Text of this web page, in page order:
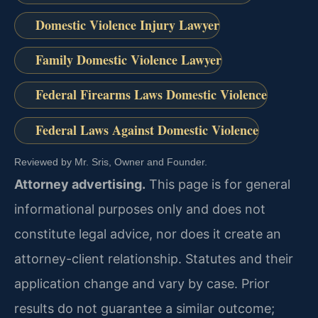
Domestic Violence Injury Lawyer
Family Domestic Violence Lawyer
Federal Firearms Laws Domestic Violence
Federal Laws Against Domestic Violence
Reviewed by Mr. Sris, Owner and Founder.
Attorney advertising. This page is for general
informational purposes only and does not
constitute legal advice, nor does it create an
attorney-client relationship. Statutes and their
application change and vary by case. Prior
results do not guarantee a similar outcome;